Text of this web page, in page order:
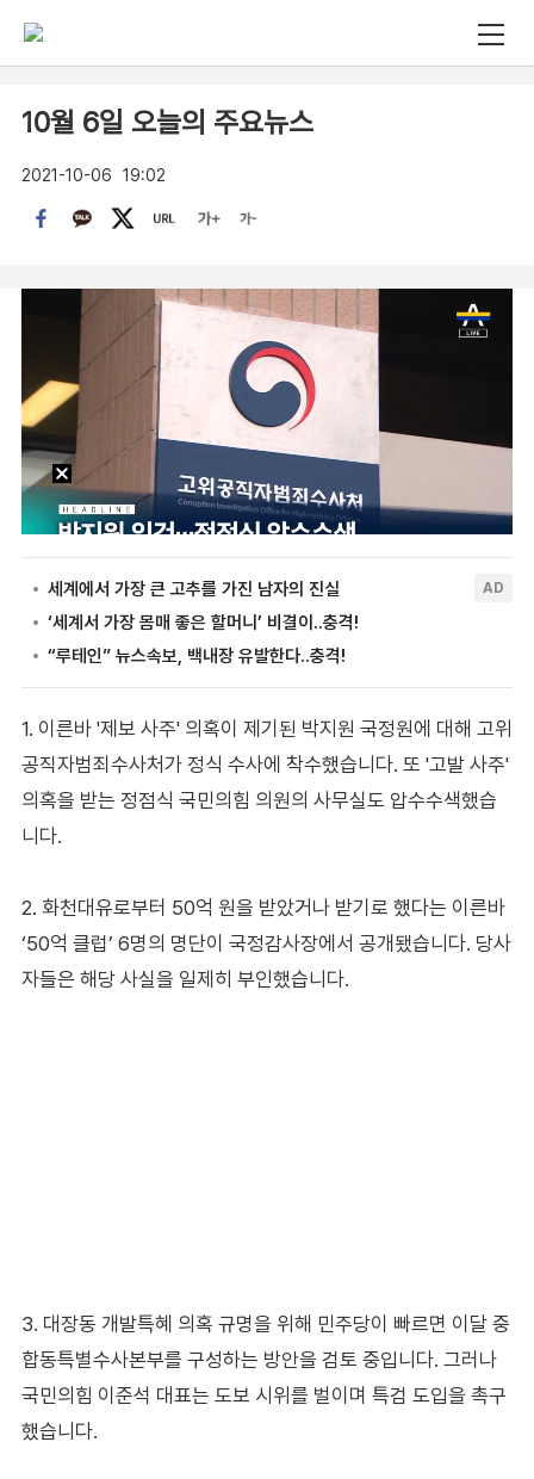
10월 6일 오늘의 주요뉴스
2021-10-06 19:02
1. 이른바 '제보 사주' 의혹이 제기된 박지원 국정원에 대해 고위
공직자범죄수사처가 정식 수사에 착수했습니다. 또 '고발 사주'
의혹을 받는 정점식 국민의힘 의원의 사무실도 압수수색했습
니다.
2. 화천대유로부터 50억 원을 받았거나 받기로 했다는 이른바
‘50억 클럽’ 6명의 명단이 국정감사장에서 공개됐습니다. 당사
자들은 해당 사실을 일제히 부인했습니다.
3. 대장동 개발특혜 의혹 규명을 위해 민주당이 빠르면 이달 중
합동특별수사본부를 구성하는 방안을 검토 중입니다. 그러나
국민의힘 이준석 대표는 도보 시위를 벌이며 특검 도입을 촉구
했습니다.